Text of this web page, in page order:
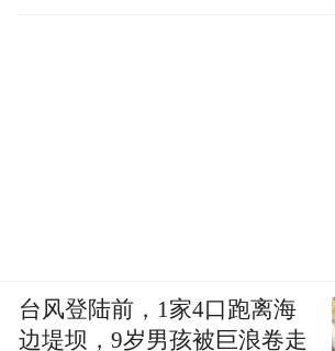
台风登陆前，1家4口跑离海
边堤坝，9岁男孩被巨浪卷走